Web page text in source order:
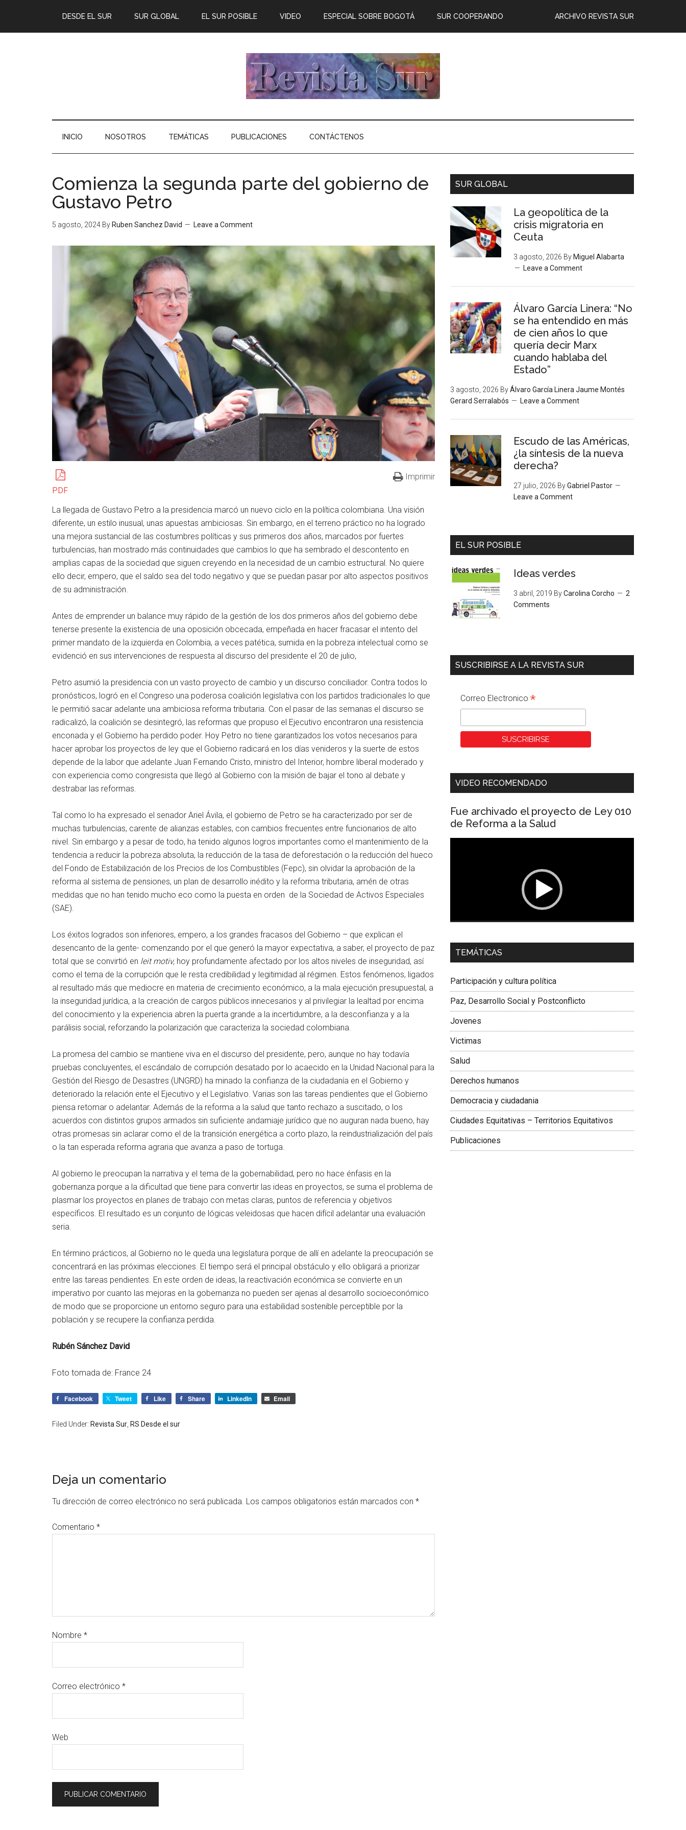
DESDE EL SUR SUR GLOBAL EL SUR POSIBLE ARCHIVO REVISTA SUR
VIDEO ESPECIAL SOBRE BOGOTÁ SUR COOPERANDO
INICIO NOSOTROS TEMÁTICAS PUBLICACIONES CONTÁCTENOS
Comienza la segunda parte del gobierno de
Gustavo Petro
5 agosto, 2024 By Ruben Sanchez David Leave a Comment
PDF
Imprimir
La llegada de Gustavo Petro a la presidencia marcó un nuevo ciclo en la política colombiana. Una visión
diferente, un estilo inusual, unas apuestas ambiciosas. Sin embargo, en el terreno práctico no ha logrado
una mejora sustancial de las costumbres políticas y sus primeros dos años, marcados por fuertes
turbulencias, han mostrado más continuidades que cambios lo que ha sembrado el descontento en
amplias capas de la sociedad que siguen creyendo en la necesidad de un cambio estructural. No quiere
ello decir, empero, que el saldo sea del todo negativo y que se puedan pasar por alto aspectos positivos
de su administración.
Antes de emprender un balance muy rápido de la gestión de los dos primeros años del gobierno debe
tenerse presente la existencia de una oposición obcecada, empeñada en hacer fracasar el intento del
primer mandato de la izquierda en Colombia, a veces patética, sumida en la pobreza intelectual como se
evidenció en sus intervenciones de respuesta al discurso del presidente el 20 de julio,
Petro asumió la presidencia con un vasto proyecto de cambio y un discurso conciliador. Contra todos lo
pronósticos, logró en el Congreso una poderosa coalición legislativa con los partidos tradicionales lo que
le permitió sacar adelante una ambiciosa reforma tributaria. Con el pasar de las semanas el discurso se
radicalizó, la coalición se desintegró, las reformas que propuso el Ejecutivo encontraron una resistencia
enconada y el Gobierno ha perdido poder. Hoy Petro no tiene garantizados los votos necesarios para
hacer aprobar los proyectos de ley que el Gobierno radicará en los días venideros y la suerte de estos
depende de la labor que adelante Juan Fernando Cristo, ministro del Interior, hombre liberal moderado y
con experiencia como congresista que llegó al Gobierno con la misión de bajar el tono al debate y
destrabar las reformas.
Tal como lo ha expresado el senador Ariel Ávila, el gobierno de Petro se ha caracterizado por ser de
muchas turbulencias, carente de alianzas estables, con cambios frecuentes entre funcionarios de alto
nivel. Sin embargo y a pesar de todo, ha tenido algunos logros importantes como el mantenimiento de la
tendencia a reducir la pobreza absoluta, la reducción de la tasa de deforestación o la reducción del hueco
del Fondo de Estabilización de los Precios de los Combustibles (Fepc), sin olvidar la aprobación de la
reforma al sistema de pensiones, un plan de desarrollo inédito y la reforma tributaria, amén de otras
medidas que no han tenido mucho eco como la puesta en orden de la Sociedad de Activos Especiales
(SAE).
Los éxitos logrados son inferiores, empero, a los grandes fracasos del Gobierno – que explican el
desencanto de la gente- comenzando por el que generó la mayor expectativa, a saber, el proyecto de paz
total que se convirtió en leit motiv, hoy profundamente afectado por los altos niveles de inseguridad, así
como el tema de la corrupción que le resta credibilidad y legitimidad al régimen. Estos fenómenos, ligados
al resultado más que mediocre en materia de crecimiento económico, a la mala ejecución presupuestal, a
la inseguridad jurídica, a la creación de cargos públicos innecesarios y al privilegiar la lealtad por encima
del conocimiento y la experiencia abren la puerta grande a la incertidumbre, a la desconfianza y a la
parálisis social, reforzando la polarización que caracteriza la sociedad colombiana.
La promesa del cambio se mantiene viva en el discurso del presidente, pero, aunque no hay todavía
pruebas concluyentes, el escándalo de corrupción desatado por lo acaecido en la Unidad Nacional para la
Gestión del Riesgo de Desastres (UNGRD) ha minado la confianza de la ciudadanía en el Gobierno y
deteriorado la relación ente el Ejecutivo y el Legislativo. Varias son las tareas pendientes que el Gobierno
piensa retomar o adelantar. Además de la reforma a la salud que tanto rechazo a suscitado, o los
acuerdos con distintos grupos armados sin suficiente andamiaje jurídico que no auguran nada bueno, hay
otras promesas sin aclarar como el de la transición energética a corto plazo, la reindustrialización del país
o la tan esperada reforma agraria que avanza a paso de tortuga.
Al gobierno le preocupan la narrativa y el tema de la gobernabilidad, pero no hace énfasis en la
gobernanza porque a la dificultad que tiene para convertir las ideas en proyectos, se suma el problema de
plasmar los proyectos en planes de trabajo con metas claras, puntos de referencia y objetivos
específicos. El resultado es un conjunto de lógicas veleidosas que hacen difícil adelantar una evaluación
seria.
En término prácticos, al Gobierno no le queda una legislatura porque de allí en adelante la preocupación se
concentrará en las próximas elecciones. El tiempo será el principal obstáculo y ello obligará a priorizar
entre las tareas pendientes. En este orden de ideas, la reactivación económica se convierte en un
imperativo por cuanto las mejoras en la gobernanza no pueden ser ajenas al desarrollo socioeconómico
de modo que se proporcione un entorno seguro para una estabilidad sostenible perceptible por la
población y se recupere la confianza perdida.
Rubén Sánchez David
Foto tomada de: France 24
Facebook Tweet Like Share LinkedIn Email
Filed Under: Revista Sur RS Desde el sur
Deja un comentario
Tu dirección de correo electrónico no será publicada. Los campos obligatorios están marcados con *
Comentario *
Nombre *
Correo electrónico *
Web
SUR GLOBAL
La geopolítica de la
crisis migratoria en
Ceuta
3 agosto, 2026 By Miguel Alabarta
Leave a Comment
Álvaro García Linera: “No
se ha entendido en más
de cien años lo que
quería decir Marx
cuando hablaba del
Estado”
3 agosto, 2026 ByÁlvaro García Linera Jaume Montés
Gerard Serralabós
Leave a Comment
Escudo de las Américas,
¿la síntesis de la nueva
derecha?
27 julio, 2026 ByGabriel Pastor
Leave a Comment
EL SUR POSIBLE
Ideas verdes
3 abril, 2019 ByCarolina Corcho
2
Comments
SUSCRIBIRSE A LA REVISTA SUR
Correo Electronico *
VIDEO RECOMENDADO
Fue archivado el proyecto de Ley 010
de Reforma a la Salud
Dra. Carolina Corcho Mejía,
Latinoamericana Sur, Vicepresidenta Federación
TEMÁTICAS
Participación y cultura política
Paz, Desarrollo Social y Postconflicto
Jovenes
Victimas
Salud
Derechos humanos
Democracia y ciudadania
Ciudades Equitativas – Territorios Equitativos
Publicaciones